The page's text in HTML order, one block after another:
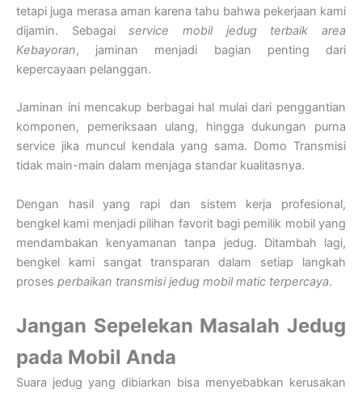
tetapi juga merasa aman karena tahu bahwa pekerjaan kami
dijamin. Sebagaiservice mobil jedug terbaik area
Kebayoran, jaminan menjadi bagian penting dari
kepercayaan pelanggan.
Jaminan ini mencakup berbagai hal mulai dari penggantian
komponen, pemeriksaan ulang, hingga dukungan purna
service jika muncul kendala yang sama. Domo Transmisi
tidak main-main dalam menjaga standar kualitasnya.
Dengan hasil yang rapi dan sistem kerja profesional,
bengkel kami menjadi pilihan favorit bagi pemilik mobil yang
mendambakan kenyamanan tanpa jedug. Ditambah lagi,
bengkel kami sangat transparan dalam setiap langkah
proses perbaikan transmisi jedug mobil matic terpercaya.
Jangan Sepelekan Masalah Jedug
pada Mobil Anda
Suara jedug yang dibiarkan bisa menyebabkan kerusakan